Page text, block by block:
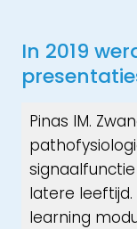
In 2019
Pinas IM.
latere leeftijd.
learning